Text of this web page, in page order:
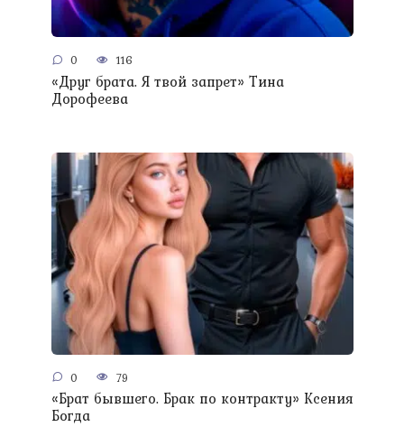
0 116
«Друг брата. Я твой запрет» Тина
Дорофеева
0 79
«Брат бывшего. Брак по контракту» Ксения
Богда